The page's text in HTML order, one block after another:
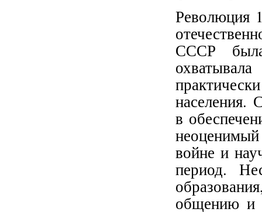
Революция
СССР
населения.
в
войне и
период.
общению и